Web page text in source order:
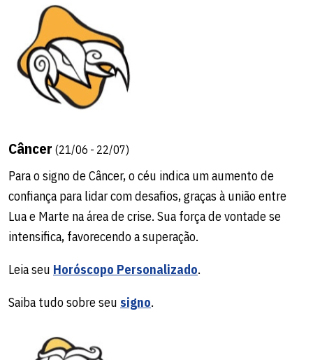
Câncer (21/06 - 22/07)
Para o signo de Câncer, o céu indica um aumento de
confiança para lidar com desafios, graças à união entre
Lua e Marte na área de crise. Sua força de vontade se
intensifica, favorecendo a superação.
Leia seu Horóscopo Personalizado.
Saiba tudo sobre seu signo.